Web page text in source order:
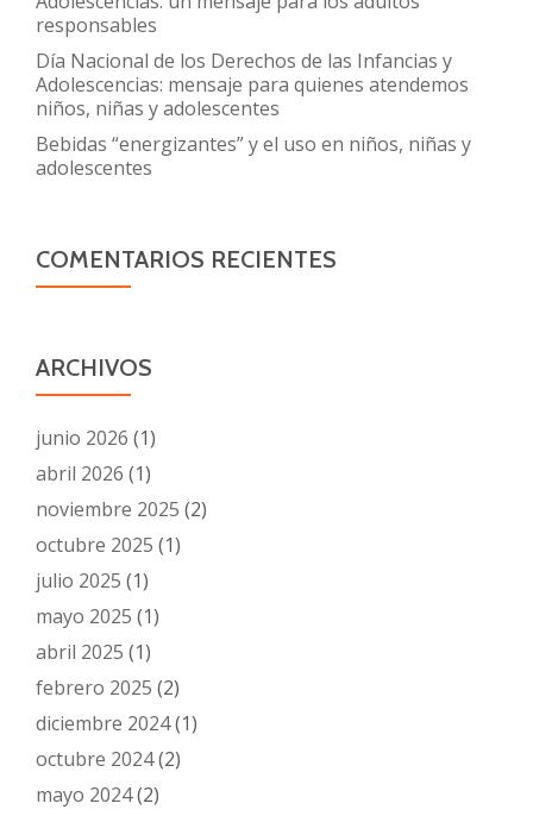
responsables
Día Nacional de los Derechos de las Infancias y
Adolescencias: mensaje para quienes atendemos
niños, niñas y adolescentes
Bebidas “energizantes” y el uso en niños, niñas y
adolescentes
COMENTARIOS RECIENTES
ARCHIVOS
junio 2026 (1)
abril 2026 (1)
noviembre 2025 (2)
octubre 2025 (1)
julio 2025 (1)
mayo 2025 (1)
abril 2025 (1)
febrero 2025 (2)
diciembre 2024(1)
octubre 2024(2)
mayo 2024(2)